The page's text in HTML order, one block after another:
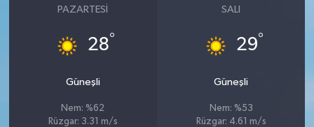
PAZARTESI
28°
Güneşli
Nem: %62
Rüzgar: 3.31 m/s
SALI
29°
Güneşli
Nem: %53
Rüzgar: 4.61 m/s